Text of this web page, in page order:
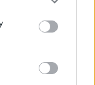
προς